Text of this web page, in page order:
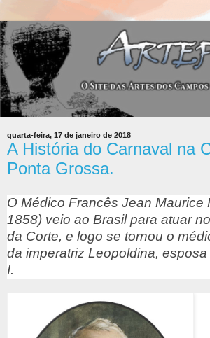
quarta-feira, 17 de janeiro de 2018
A História do Carnaval na
Ponta Grossa.
O Médico Francês Jean Maurice
1858) veio ao Brasil para atuar
da Corte, e logo se tornou o
da imperatriz Leopoldina,
I.